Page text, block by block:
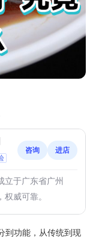
咨询 进店
立于广东省广州
威可靠。
到功能，从传统到现